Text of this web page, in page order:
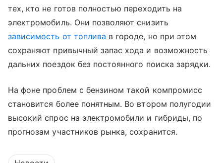
тех, кто не готов полностью переходить на
электромобиль. Они позволяют снизить
зависимость от топлива в городе, но при этом
сохраняют привычный запас хода и возможность
дальних поездок без постоянного поиска зарядки.
На фоне проблем с бензином такой компромисс
становится более понятным. Во втором полугодии
высокий спрос на электромобили и гибриды, по
прогнозам участников рынка, сохранится.